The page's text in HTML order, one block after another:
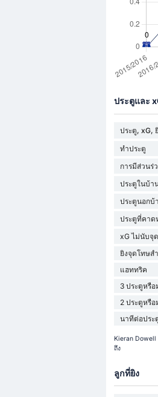
ประตูและ
ประตู, xG,
ทำประตู
การมีส่วนร่
ประตูในบ้า
ประตูนอกบ้
ประตูที่คาด
xG ไม่นับจุ
ยิงจุดโทษสำ
แฮททริค
3 ประตูหรือ
2 ประตูหรือ
นาทีต่อประ
Kieran Dowell
ถึง
ลูกที่ยิง